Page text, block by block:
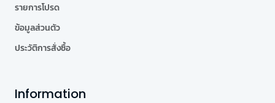
รายการโปรด
ข้อมูลส่วนตัว
ประวัติการสั่งซื้อ
Information